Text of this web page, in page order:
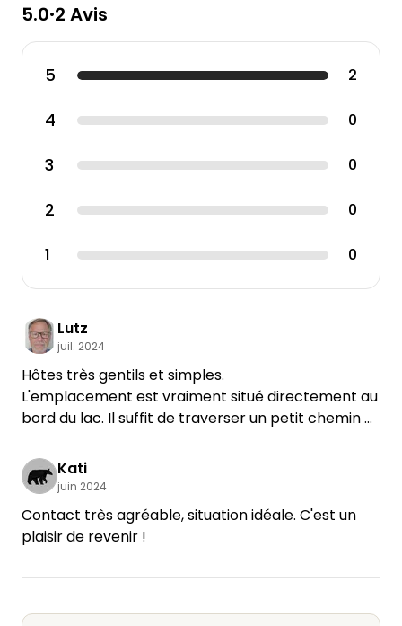
5.0•2 Avis
5 2
4 0
3 0
2 0
1 0
Lutz
juil. 2024
Hôtes très gentils et simples.
L'emplacement est vraiment situé directement au
bord du lac. Il suffit de traverser un petit chemin et
l'on peut se baigner ou, comme nous, mettre un
petit bateau à l'eau.
Nous reviendrons avec plaisir.
Kati
juin 2024
Contact très agréable, situation idéale. C'est un
plaisir de revenir !